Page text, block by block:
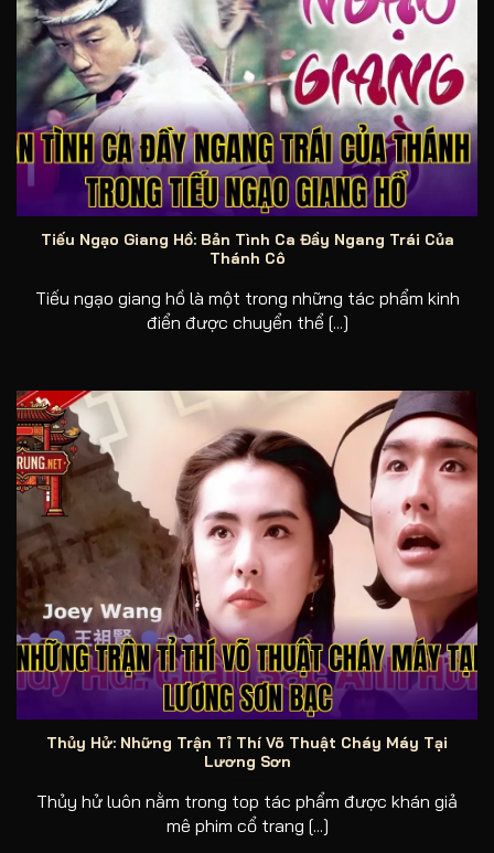
Bản tình ca đầy ngang trái của Thánh cô trong Tiếu ngạo
giang hồ
Tiếu Ngạo Giang Hồ: Bản Tình Ca Đầy Ngang Trái Của
Thánh Cô
Tiếu ngạo giang hồ là một trong những tác phẩm kinh
điển được chuyển thể [...]
Những trận tỉ thí võ thuật cháy máy tại Lương Sơn bạc
Thủy Hử: Những Trận Tỉ Thí Võ Thuật Cháy Máy Tại
Lương Sơn
Thủy hử luôn nằm trong top tác phẩm được khán giả
mê phim cổ trang [...]